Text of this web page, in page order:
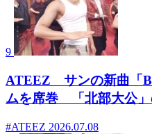
9
ATEEZ サンの新曲「
ムを席巻 「北部大公」
#ATEEZ 2026.07.08